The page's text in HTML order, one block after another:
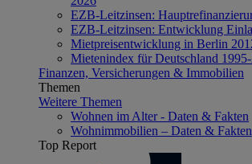
EZB-Leitzinsen:
EZB-Leitzinsen: Entwicklung
Mietpreisentwicklung in Berlin
Mietenindex für Deutschland
Finanzen, Versicherungen & Immobilien
Themen
Weitere Themen
Wohnen im Alter - Daten & Fakten
Wohnimmobilien – Daten & Fakten
Top Report